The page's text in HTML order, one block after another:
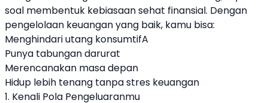
soal membentuk kebiasaan sehat finansial. Dengan
pengelolaan keuangan yang baik, kamu bisa:
Menghindari utang konsumtifA
Punya tabungan darurat
Merencanakan masa depan
Hidup lebih tenang tanpa stres keuangan
1. Kenali Pola Pengeluaranmu